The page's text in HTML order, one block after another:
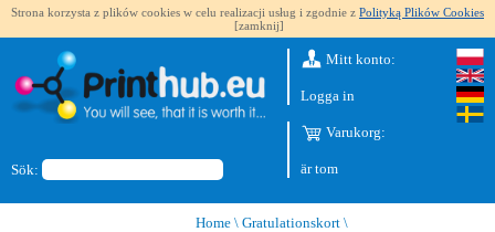
Strona korzysta z plików cookies w celu realizacji usług i zgodnie z Polityką Plików Cookies
[zamknij]
Sök:
Mitt konto:
Logga in
Varukorg:
är tom
Home \ Gratulationskort \